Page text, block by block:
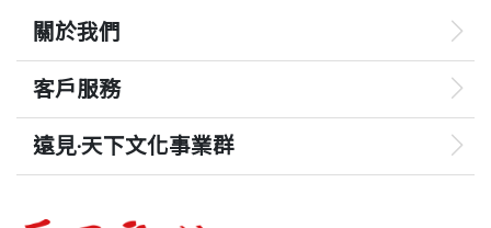
關於我們
客戶服務
遠見‧天下文化事業群